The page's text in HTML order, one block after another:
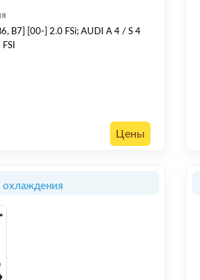
B7] [00-] 2.0 FSi; AUDI A 4 / S 4
Цены
охлаждения